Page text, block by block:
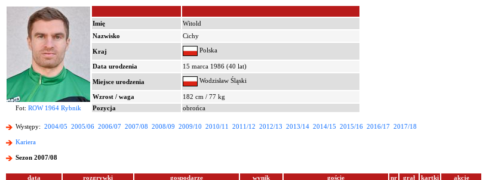
Imię
Witold
Nazwisko
Cichy
Kraj Polska
Data urodzenia 15 marca 1986 (40 lat)
Miejsce urodzenia Wodzisław Śląski
Wzrost / waga
182 cm / 77 kg
Fot: ROW 1964 Rybnik Pozycja obrońca
Występy: 2004/05 2005/06 2006/07 2007/08 2008/09 2009/10 2010/11 2011/12 2012/13 2013/14 2014/15 2015/16 2016/17 2017/18
Kariera
Sezon 2007/08
data rozgrywki gospodarze wynik goście nr grał kartki
akcje